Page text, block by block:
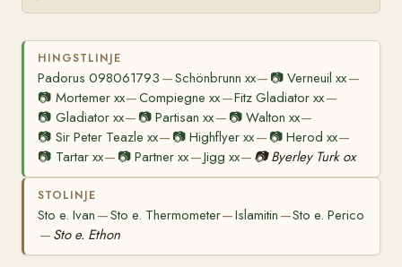
HINGSTLINJE
Padorus 098061793 —Schönbrunn xx— 📷Verneuil xx—
📷 Mortemer xx—Compiegne xx—Fitz Gladiator xx—
📷 Gladiator xx— 📷Partisan xx— 📷 Walton xx—
📷 Sir Peter Teazle xx— 📷Highflyer xx— 📷 Herod xx—
📷 Tartar xx— 📷Partner xx—Jigg xx— 📷 Byerley Turk ox
STOLINJE
Sto e. Ivan —Sto e. Thermometer—Islamitin —Sto e. Perico
— Sto e. Ethon